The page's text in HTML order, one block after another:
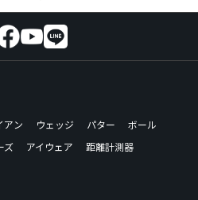
アン ウェッジ パター
ボール
ズ アイウェア
距離計測器